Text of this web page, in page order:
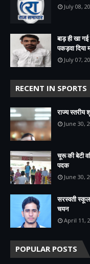
July 08,
बाड़ ही खा
पकड़वा दिया
July 07,
RECENT IN SPORTS
राज्य स्तरीय
June 30,
चूरू की बेटी
पदक
June 30,
सरस्वती
चयन
April 11,
POPULAR POSTS